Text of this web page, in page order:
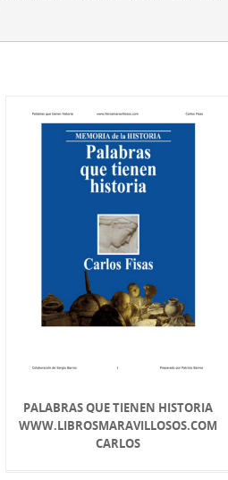
PALABRAS QUE TIENEN HISTORIA
WWW.LIBROSMARAVILLOSOS.COM
CARLOS